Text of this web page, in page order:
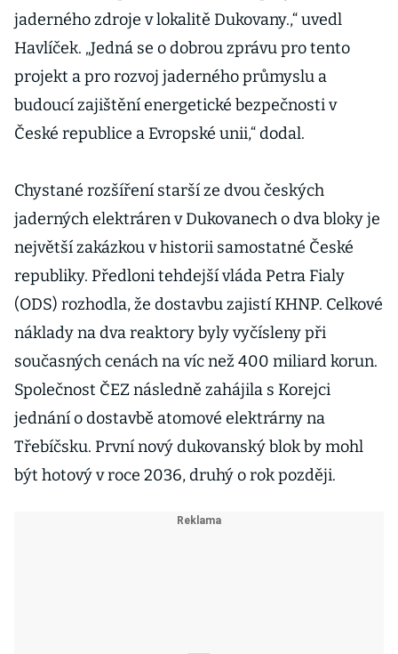
jaderného zdroje v lokalitě Dukovany.,“ uvedl
Havlíček. „Jedná se o dobrou zprávu pro tento
projekt a pro rozvoj jaderného průmyslu a
budoucí zajištění energetické bezpečnosti v
České republice a Evropské unii,“ dodal.
Chystané rozšíření starší ze dvou českých
jaderných elektráren v Dukovanech o dva bloky je
největší zakázkou v historii samostatné České
republiky. Předloni tehdejší vláda Petra Fialy
(ODS) rozhodla, že dostavbu zajistí KHNP. Celkové
náklady na dva reaktory byly vyčísleny při
současných cenách na víc než 400 miliard korun.
Společnost ČEZ následně zahájila s Korejci
jednání o dostavbě atomové elektrárny na
Třebíčsku. První nový dukovanský blok by mohl
být hotový v roce 2036, druhý o rok později.